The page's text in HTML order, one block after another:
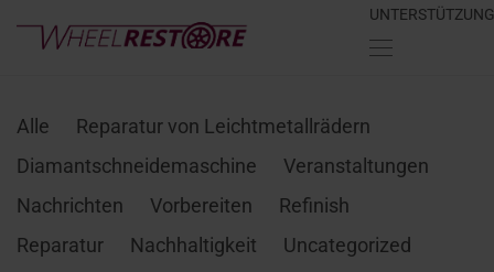
UNTERSTÜTZUNG
Alle
Reparatur von Leichtmetallrädern
Diamantschneidemaschine
Veranstaltungen
Nachrichten
Vorbereiten
Refinish
Reparatur
Nachhaltigkeit
Uncategorized